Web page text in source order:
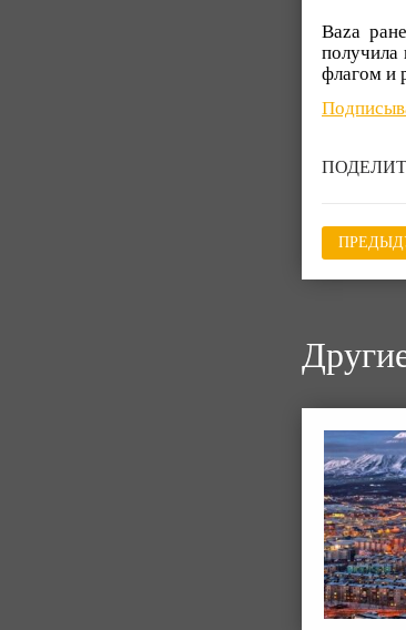
Baza
получила
флагом и